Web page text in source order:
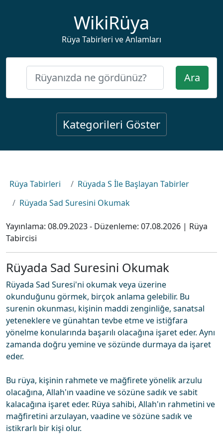
WikiRüya
Rüya Tabirleri ve Anlamları
Ara
Kategorileri Göster
Rüya Tabirleri
Rüyada S İle Başlayan Tabirler
Rüyada Sad Suresini Okumak
Yayınlama: 08.09.2023- Düzenleme: 07.08.2026 | Rüya
Tabircisi
Rüyada Sad Suresini Okumak
Rüyada Sad Suresi'ni okumak veya üzerine
okunduğunu görmek, birçok anlama gelebilir. Bu
surenin okunması, kişinin maddi zenginliğe, sanatsal
yeteneklere ve günahtan tevbe etme ve istiğfara
yönelme konularında başarılı olacağına işaret eder. Aynı
zamanda doğru yemine ve sözünde durmaya da işaret
eder.
Bu rüya, kişinin rahmete ve mağfirete yönelik arzulu
olacağına, Allah'ın vaadine ve sözüne sadık ve sabit
kalacağına işaret eder. Rüya sahibi, Allah'ın rahmetini ve
mağfiretini arzulayan, vaadine ve sözüne sadık ve
istikrarlı bir kişi olur.